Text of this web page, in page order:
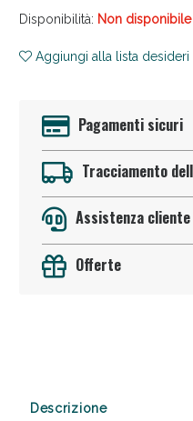
Disponibilità: Non disponibile
Aggiungi alla lista desideri
Pagamenti sicuri
Tracciamento
Assistenza cliente
Offerte
Descrizione
Anticellulite e Fanghi: